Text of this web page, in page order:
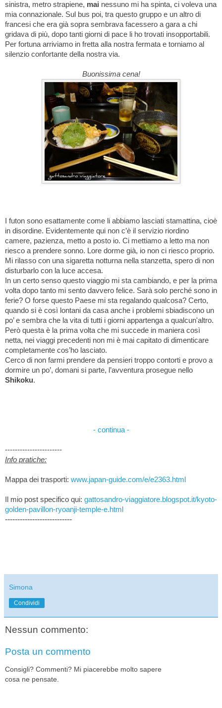
sinistra, metro strapiene, mai nessuno mi ha spinta, ci voleva una
mia connazionale. Sul bus poi, tra questo gruppo e un altro di
francesi che era già sopra sembrava facessero a gara a chi
gridava di più, dopo tanti giorni di pace li ho trovati insopportabili.
Per fortuna arriviamo in fretta alla nostra fermata e torniamo al
silenzio confortante della nostra via.
Buonissima cena!
I futon sono esattamente come li abbiamo lasciati stamattina, cioè
in disordine. Evidentemente qui non c’è il servizio riordino
camere, pazienza, metto a posto io. Ci mettiamo a letto ma non
riesco a prendere sonno. Lore dorme già, io non ci riesco proprio.
Mi rilasso con una sigaretta notturna nella stanzetta, spero di non
disturbarlo con la luce accesa.
In un certo senso questo viaggio mi sta cambiando, e per la prima
volta dopo tanto mi sento davvero felice. Sarà solo perché sono in
ferie? O forse questo Paese mi sta regalando qualcosa? Certo,
quando si è così lontani da casa anche i problemi sbiadiscono un
po’ e sembra che la vita di tutti i giorni appartenga a qualcun'altro.
Però questa è la prima volta che mi succede in maniera così
netta, nei viaggi precedenti non mi è mai capitato di dimenticare
completamente cos’ho lasciato.
Cerco di non farmi prendere da pensieri troppo contorti e provo a
dormire un po’, domani si parte, l’avventura prosegue nello
Shikoku.
- continua -
-----------------------
Info pratiche:
Mappa dei trasporti: www.japan-guide.com/e/e2363.html
Il mio post specifico qui: gattosandro-viaggiatore.blogspot.it/kyoto-
golden-pavillon-ryoanji-temple-e.html
---------------------------
Simona
Condividi
Nessun commento:
Posta un commento
Consigli? Commenti? Mi piacerebbe molto sapere
cosa ne pensate.